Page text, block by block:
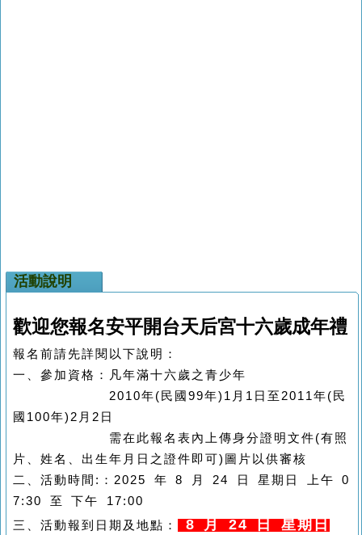
活動說明
歡迎您報名安平開台天后宮十六歲成年禮
報名前請先詳閱以下說明：
一、參加資格：凡年滿十六歲之青少年
2010年(民國99年)1月1日至2011年(民
國100年)2月2日
需在此報名表內上傳身分證明文件(有照
片、姓名、出生年月日之證件即可)圖片以供審核
二、活動時間:：2025 年 8 月 24 日 星期日 上午 0
7:30 至 下午 17:00
三、 活動報到日期及地點：
8 月 24 日 星期日